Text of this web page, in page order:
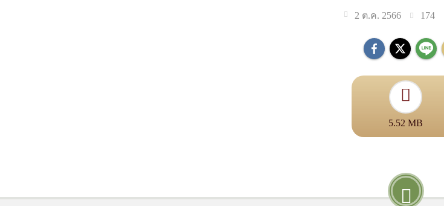
2 ต.ค. 2566 174
5.52 MB